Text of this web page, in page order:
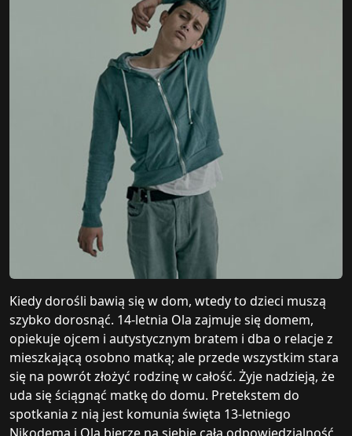
Kiedy dorośli bawią się w dom, wtedy to dzieci muszą
szybko dorosnąć. 14-letnia Ola zajmuje się domem,
opiekuje ojcem i autystycznym bratem i dba o relacje z
mieszkającą osobno matką; ale przede wszystkim stara
się na powrót złożyć rodzinę w całość. Żyje nadzieją, że
uda się ściągnąć matkę do domu. Pretekstem do
spotkania z nią jest komunia święta 13-letniego